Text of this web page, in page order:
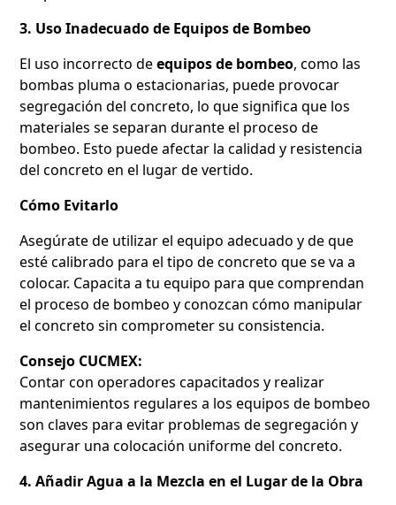
3. Uso Inadecuado de Equipos de Bombeo
El uso incorrecto deequipos de bombeo, como las
bombas pluma o estacionarias, puede provocar
segregación del concreto, lo que significa que los
materiales se separan durante el proceso de
bombeo. Esto puede afectar la calidad y resistencia
del concreto en el lugar de vertido.
Cómo Evitarlo
Asegúrate de utilizar el equipo adecuado y de que
esté calibrado para el tipo de concreto que se va a
colocar. Capacita a tu equipo para que comprendan
el proceso de bombeo y conozcan cómo manipular
el concreto sin comprometer su consistencia.
Consejo CUCMEX:
Contar con operadores capacitados y realizar
mantenimientos regulares a los equipos de bombeo
son claves para evitar problemas de segregación y
asegurar una colocación uniforme del concreto.
4. Añadir Agua a la Mezcla en el Lugar de la Obra